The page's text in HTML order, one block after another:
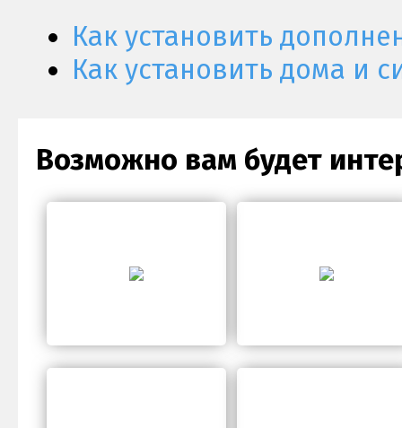
Как установить
Как установить дома и
Возможно вам будет